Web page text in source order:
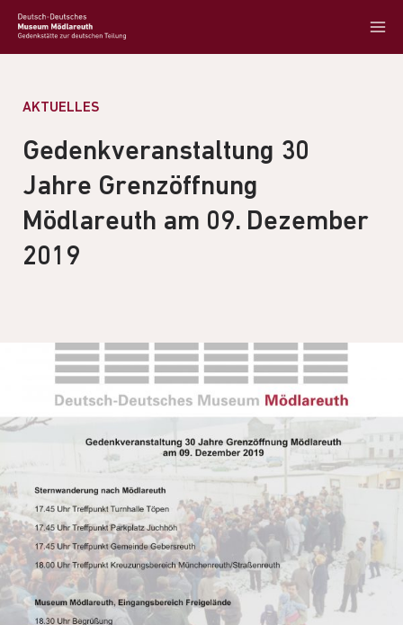
AKTUELLES
Gedenkveranstaltung 30
Jahre Grenzöffnung
Mödlareuth am 09. Dezember
2019